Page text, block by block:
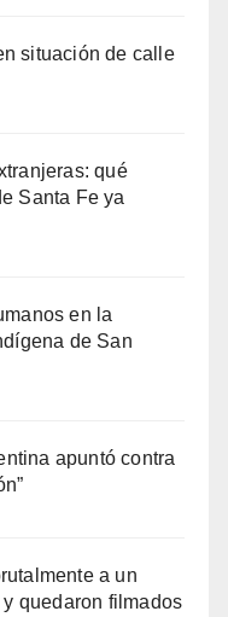
situación de calle
qué
Santa Fe ya
en la
de San
apuntó contra
a un
quedaron filmados